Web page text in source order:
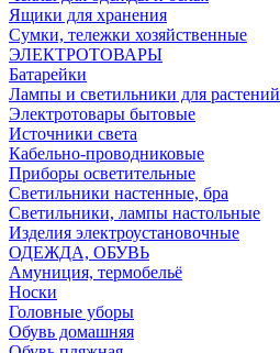
Ящики для хранения
Сумки, тележки хозяйственные
ЭЛЕКТРОТОВАРЫ
Батарейки
Лампы и светильники для растений
Электротовары бытовые
Источники света
Кабельно-проводниковые
Приборы осветительные
Светильники настенные, бра
Светильники, лампы настольные
Изделия электроустановочные
ОДЕЖДА, ОБУВЬ
Амуниция, термобельё
Носки
Головные уборы
Обувь домашняя